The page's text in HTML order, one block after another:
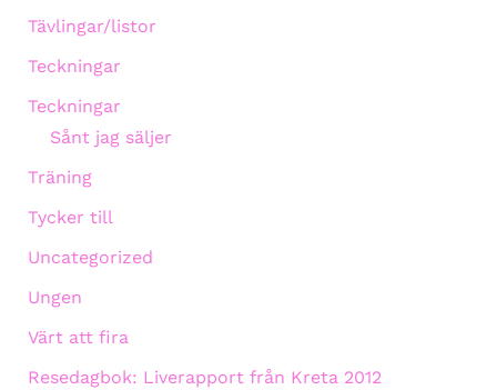
Tävlingar/listor
Teckningar
Teckningar
Sånt jag säljer
Träning
Tycker till
Uncategorized
Ungen
Värt att fira
Resedagbok: Liverapport från Kreta 2012